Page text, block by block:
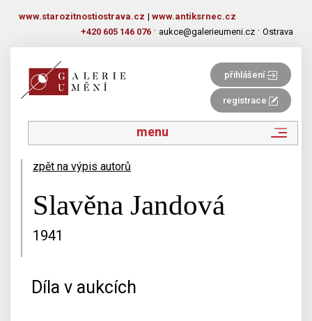
www.starozitnostiostrava.cz | www.antiksrnec.cz
+420 605 146 076 · aukce@galerieumeni.cz · Ostrava
přihlášení
registrace
menu
zpět na výpis autorů
Slavěna Jandová
1941
Díla v aukcích